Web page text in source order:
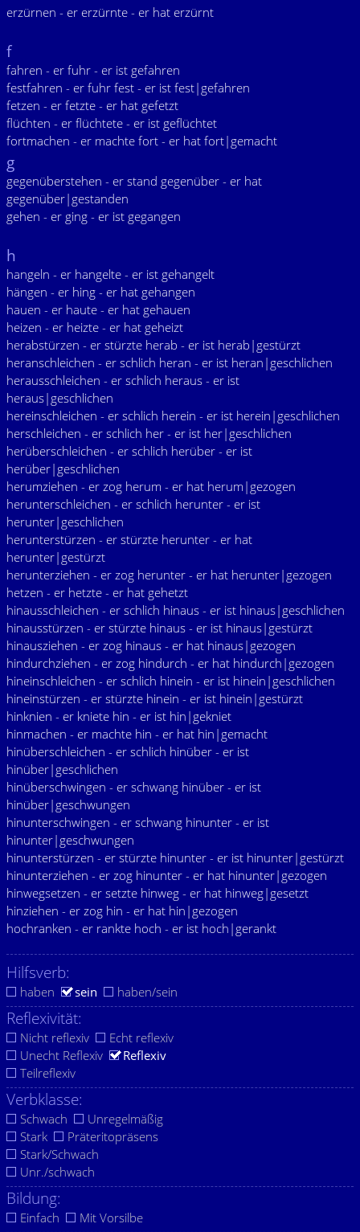
erzürnen - er erzürnte - er hat erzürnt
f
fahren - er fuhr - er ist gefahren
festfahren - er fuhr fest - er ist fest|gefahren
fetzen - er fetzte - er hat gefetzt
flüchten - er flüchtete - er ist geflüchtet
fortmachen - er machte fort - er hat fort|gemacht
g
gegenüberstehen - er stand gegenüber - er hat
gegenüber|gestanden
gehen - er ging - er ist gegangen
h
hangeln - er hangelte - er ist gehangelt
hängen - er hing - er hat gehangen
hauen - er haute - er hat gehauen
heizen - er heizte - er hat geheizt
herabstürzen - er stürzte herab - er ist herab|gestürzt
heranschleichen - er schlich heran - er ist heran|geschlichen
herausschleichen - er schlich heraus - er ist
heraus|geschlichen
hereinschleichen - er schlich herein - er ist herein|geschlichen
herschleichen - er schlich her - er ist her|geschlichen
herüberschleichen - er schlich herüber - er ist
herüber|geschlichen
herumziehen - er zog herum - er hat herum|gezogen
herunterschleichen - er schlich herunter - er ist
herunter|geschlichen
herunterstürzen - er stürzte herunter - er hat
herunter|gestürzt
herunterziehen - er zog herunter - er hat herunter|gezogen
hetzen - er hetzte - er hat gehetzt
hinausschleichen - er schlich hinaus - er ist hinaus|geschlichen
hinausstürzen - er stürzte hinaus - er ist hinaus|gestürzt
hinausziehen - er zog hinaus - er hat hinaus|gezogen
hindurchziehen - er zog hindurch - er hat hindurch|gezogen
hineinschleichen - er schlich hinein - er ist hinein|geschlichen
hineinstürzen - er stürzte hinein - er ist hinein|gestürzt
hinknien - er kniete hin - er ist hin|gekniet
hinmachen - er machte hin - er hat hin|gemacht
hinüberschleichen - er schlich hinüber - er ist
hinüber|geschlichen
hinüberschwingen - er schwang hinüber - er ist
hinüber|geschwungen
hinunterschwingen - er schwang hinunter - er ist
hinunter|geschwungen
hinunterstürzen - er stürzte hinunter - er ist hinunter|gestürzt
hinunterziehen - er zog hinunter - er hat hinunter|gezogen
hinwegsetzen - er setzte hinweg - er hat hinweg|gesetzt
hinziehen - er zog hin - er hat hin|gezogen
hochranken - er rankte hoch - er ist hoch|gerankt
Hilfsverb:
haben sein haben/sein
Reflexivität:
Nicht reflexiv
Echt reflexiv
Unecht Reflexiv
Reflexiv
Teilreflexiv
Verbklasse:
Schwach
Unregelmäßig
Stark
Präteritopräsens
Stark/Schwach
Unr./schwach
Bildung:
Einfach Mit Vorsilbe